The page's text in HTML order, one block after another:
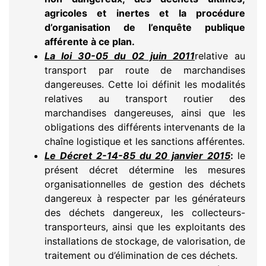
agricoles et inertes et la procédure
d’organisation de l’enquête publique
afférente à ce plan.
La loi 30-05 du 02 juin 2011relative au
transport par route de marchandises
dangereuses. Cette loi définit les modalités
relatives au transport routier des
marchandises dangereuses, ainsi que les
obligations des différents intervenants de la
chaîne logistique et les sanctions afférentes.
Le Décret 2-14-85 du 20 janvier 2015: le
présent décret détermine les mesures
organisationnelles de gestion des déchets
dangereux à respecter par les générateurs
des déchets dangereux, les collecteurs-
transporteurs, ainsi que les exploitants des
installations de stockage, de valorisation, de
traitement ou d’élimination de ces déchets.